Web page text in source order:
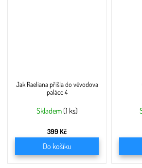
Jak Raeliana přišla do vévodova
paláce 4
Skladem (1 ks)
399 Kč
Do košíku